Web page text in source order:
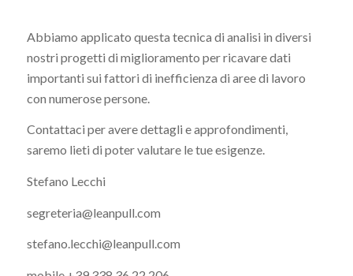
Abbiamo applicato questa tecnica di analisi in diversi
nostri progetti di miglioramento per ricavare dati
importanti sui fattori di inefficienza di aree di lavoro
con numerose persone.
Contattaci per avere dettagli e approfondimenti,
saremo lieti di poter valutare le tue esigenze.
Stefano Lecchi
segreteria@leanpull.com
stefano.lecchi@leanpull.com